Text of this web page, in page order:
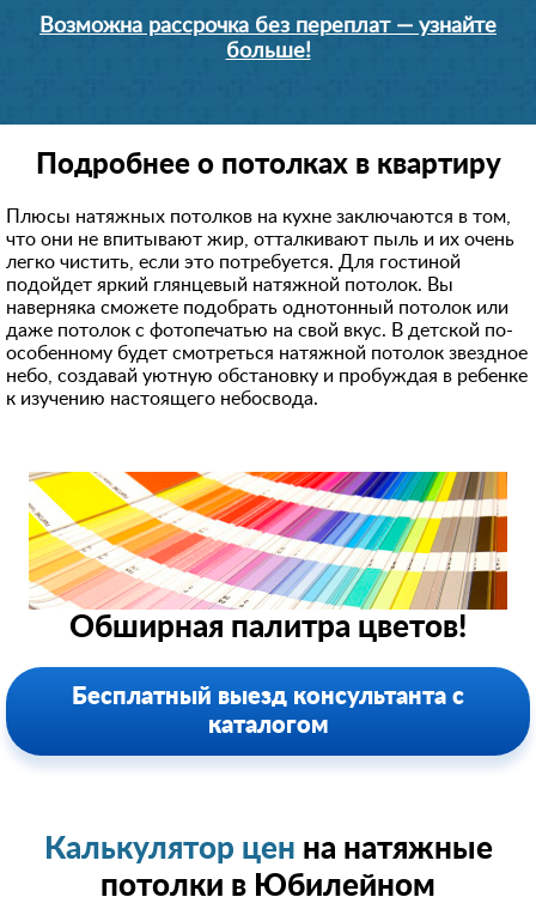
Возможна рассрочка без переплат — узнайте
больше!
Подробнее о потолках в квартиру
Плюсы натяжных потолков на кухне заключаются в том,
что они не впитывают жир, отталкивают пыль и их очень
легко чистить, если это потребуется. Для гостиной
подойдет яркий глянцевый натяжной потолок. Вы
наверняка сможете подобрать однотонный потолок или
даже потолок с фотопечатью на свой вкус. В детской по-
особенному будет смотреться натяжной потолок звездное
небо, создавай уютную обстановку и пробуждая в ребенке
к изучению настоящего небосвода.
Обширная палитра цветов!
Бесплатный выезд консультанта с
каталогом
Калькулятор цен на натяжные
потолки в Юбилейном